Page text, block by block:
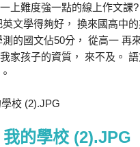
上難度強一點的線上作文課
文學得夠好， 換來國高中
的國文佔50分， 從高一 再
家孩子的資質， 來不及。 語
的學校 (2).JPG